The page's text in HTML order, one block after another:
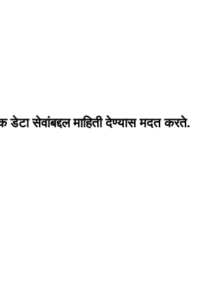
डेटा सेवांबद्दल माहिती देण्यास मदत करते.